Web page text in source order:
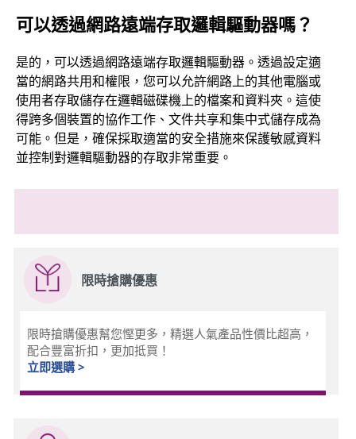
可以透過網路遠端存取邏輯驅動器嗎？
是的，可以透過網路遠端存取邏輯驅動器。透過設定適
當的網路共用和權限，您可以允許網路上的其他電腦或
使用者存取儲存在邏輯磁碟機上的檔案和資料夾。這使
得跨多個裝置的協作工作、文件共享和集中式儲存成為
可能。但是，確保採取適當的安全措施來保護敏感資料
並控制對邏輯驅動器的存取非常重要。
限時搶購優惠
限時搶購優惠幫您慳更多，精選人氣產品性價比超高，
配合豐富折扣，更加抵買！
立即選購 >